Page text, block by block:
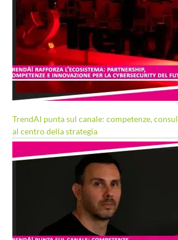
TrendAI punta sul canale: competenze,
al centro della strategia